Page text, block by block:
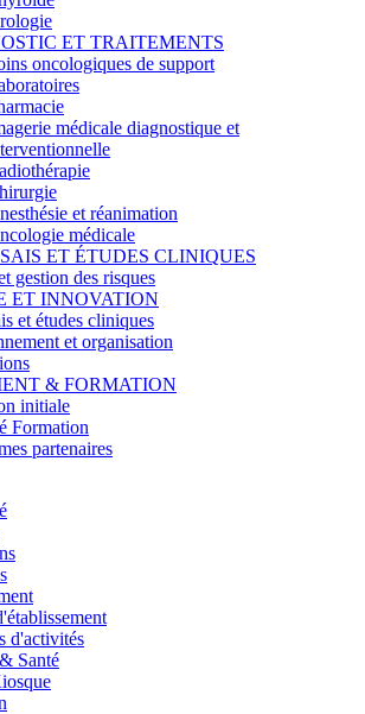
ET TRAITEMENTS
oncologiques de support
médicale diagnostique et
et réanimation
médicale
ET ÉTUDES CLINIQUES
gestion des risques
ET INNOVATION
et études cliniques
et organisation
& FORMATION
initiale
Formation
partenaires
d'activités
Santé